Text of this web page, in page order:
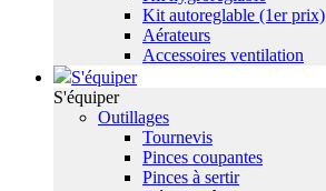
Kit autoreglable (1er prix)
Aérateurs
Accessoires ventilation
S'équiper
S'équiper
Outillages
Tournevis
Pinces coupantes
Pinces à sertir